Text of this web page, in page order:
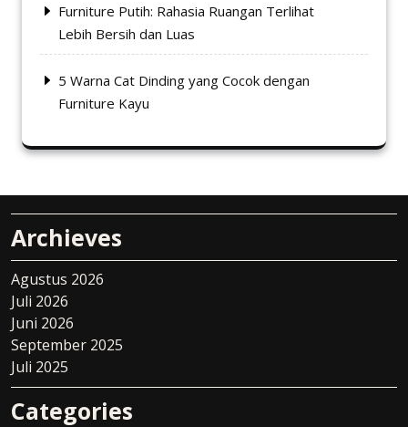
Furniture Putih: Rahasia Ruangan Terlihat
Lebih Bersih dan Luas
5 Warna Cat Dinding yang Cocok dengan
Furniture Kayu
Archieves
Agustus 2026
Juli 2026
Juni 2026
September 2025
Juli 2025
Categories